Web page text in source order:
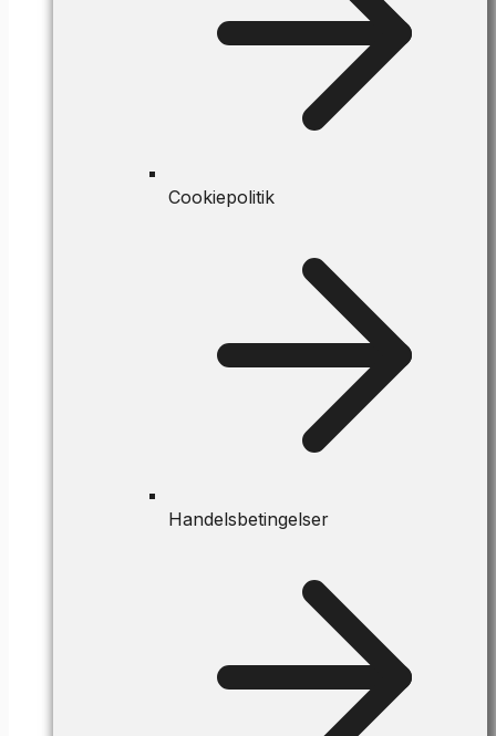
Cookiepolitik
Handelsbetingelser